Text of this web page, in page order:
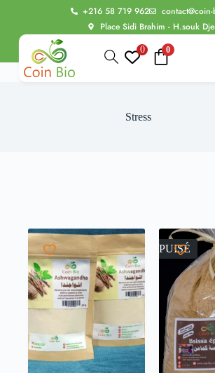
+216 58 719 962
Place Sidi Brahim - H.souk
0
0
Stress
ÉPUISÉ